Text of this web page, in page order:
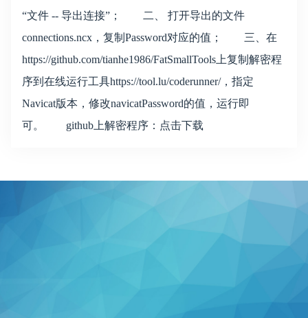
“文件 -- 导出连接”； 二、 打开导出的文件
connections.ncx，复制Password对应的值； 三、在
https://github.com/tianhe1986/FatSmallTools上复制解密程
序到在线运行工具https://tool.lu/coderunner/，指定
Navicat版本，修改navicatPassword的值，运行即
可。 github上解密程序：点击下载